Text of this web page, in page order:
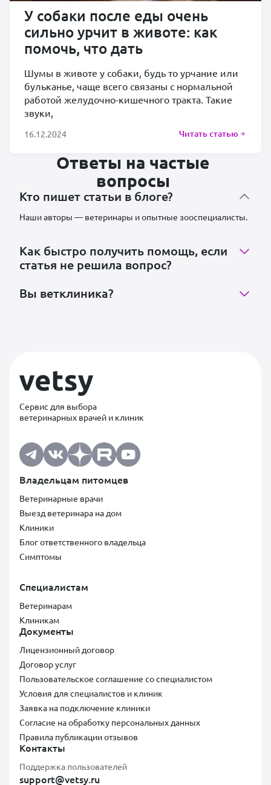
У собаки после еды очень
сильно урчит в животе: как
помочь, что дать
Шумы в животе у собаки, будь то урчание или
бульканье, чаще всего связаны с нормальной
работой желудочно-кишечного тракта. Такие
звуки,
16.12.2024 Читать статью
Ответы на частые
вопросы
Кто пишет статьи в блоге?
Наши авторы — ветеринары и опытные зооспециалисты.
Как быстро получить помощь, если
статья не решила вопрос?
Вы ветклиника?
Сервис для выбора
ветеринарных врачей и клиник
Владельцам питомцев
Ветеринарные врачи
Выезд ветеринара на дом
Клиники
Блог ответственного владельца
Симптомы
Специалистам
Ветеринарам
Клиникам
Документы
Лицензионный договор
Договор услуг
Пользовательское соглашение со специалистом
Условия для специалистов и клиник
Заявка на подключение клиники
Согласие на обработку персональных данных
Правила публикации отзывов
Контакты
Поддержка пользователей
support@vetsy.ru